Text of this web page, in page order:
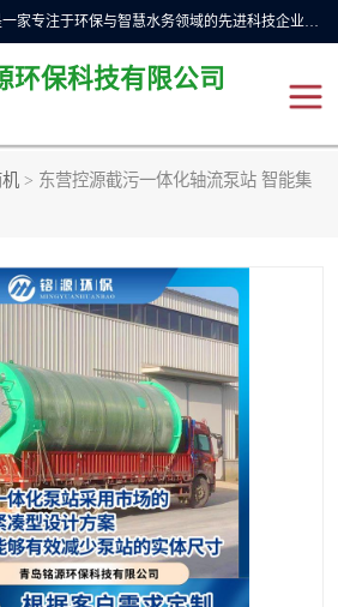
青岛铭源环保科技有限公司是一家专注于环保与智慧水务领域的先进科技企业，公司专注于云智能一体化预制泵站、水务循环利用、海绵城市、云智慧水务开发及新型环保技术研发等领域。铭源环保以为客户提供优质产品、专业技术服务为己任。为客户提供量身定制方案，提供多种配置方案满足实际使用要求。严控供货周期，并提供高标准后期维护。以环保为己任，视质量如生命，以技术做先导，靠诚信赢客户。
环保科技有限公司
> 东营控源截污一体化轴流泵站 智能集
智能旋转喷射器
液动限流闸门
一体化预制泵站
真空冲洗装置
门式冲洗装置
一体化污水处理泵房